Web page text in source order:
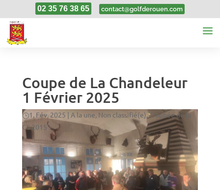
02 35 76 38 65 contact@golfderouen.com
Coupe de La Chandeleur
1 Février 2025
1, Fév, 2025 | A la une, Non classifié(e),Trophée de la
CS 2015